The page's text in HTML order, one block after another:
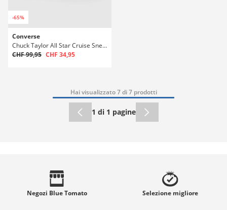
-65%
Converse
Chuck Taylor All Star Cruise Sneakers
CHF 99,95 CHF 34,95
Hai visualizzato 7 di 7 prodotti
1 di 1 pagine
Negozi Blue Tomato Selezione migliore